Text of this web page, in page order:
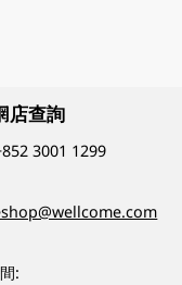
店查詢
3001 1299
: